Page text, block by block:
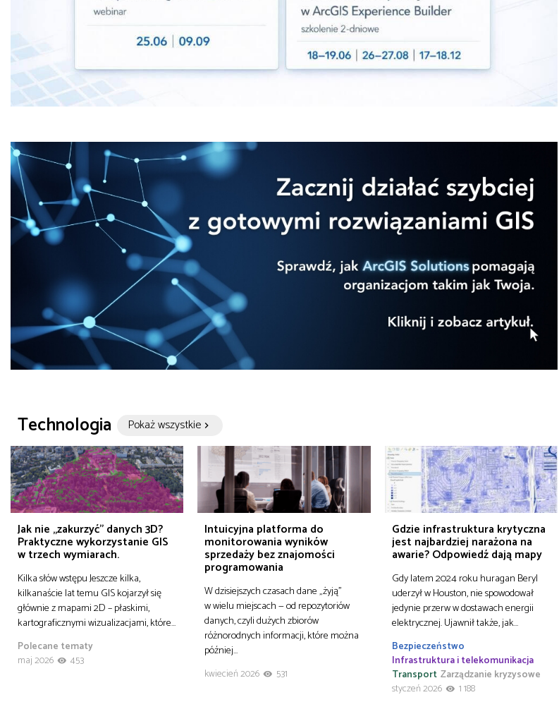
Technologia Pokaż wszystkie
Jak nie „zakurzyć” danych 3D?
Praktyczne wykorzystanie GIS
w trzech wymiarach.
Kilka słów wstępu Jeszcze kilka,
kilkanaście lat temu GIS kojarzył się
głównie z mapami 2D – płaskimi,
kartograficznymi wizualizacjami, które…
Polecane tematy
maj 2026
453
Intuicyjna platforma do
monitorowania wyników
sprzedaży bez znajomości
programowania
W dzisiejszych czasach dane „żyją”
w wielu miejscach — od repozytoriów
danych, czyli dużych zbiorów
różnorodnych informacji, które można
później…
kwiecień 2026 531
Gdzie infrastruktura krytyczna
jest najbardziej narażona na
awarie? Odpowiedź dają mapy
Gdy latem 2024 roku huragan Beryl
uderzył w Houston, nie spowodował
jedynie przerw w dostawach energii
elektrycznej. Ujawnił także, jak…
Bezpieczeństwo
Infrastruktura i telekomunikacja
Transport Zarządzanie kryzysowe
styczeń 2026
1 188